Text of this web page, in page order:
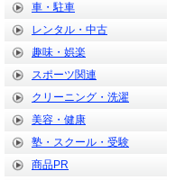
車・駐車
レンタル・中古
趣味・娯楽
スポーツ関連
クリーニング・洗濯
美容・健康
塾・スクール・受験
商品PR